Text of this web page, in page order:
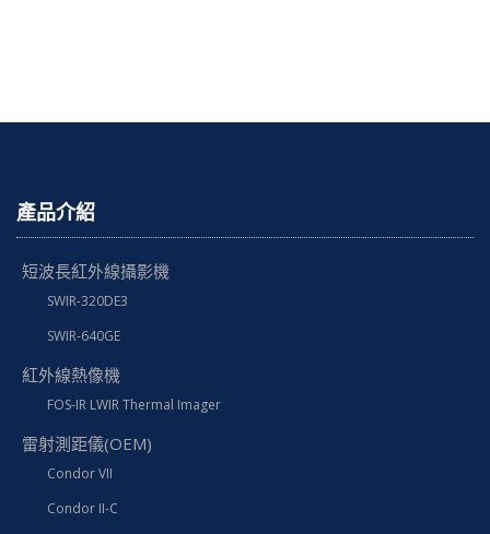
產品介紹
短波長紅外線攝影機
SWIR-320DE3
SWIR-640GE
紅外線熱像機
FOS-IR LWIR Thermal Imager
雷射測距儀(OEM)
Condor VII
Condor II-C